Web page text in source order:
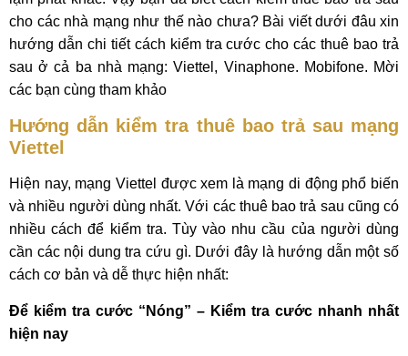
cho các nhà mạng như thế nào chưa? Bài viết dưới đâu xin
hướng dẫn chi tiết cách kiểm tra cước cho các thuê bao trả
sau ở cả ba nhà mạng: Viettel, Vinaphone. Mobifone. Mời
các bạn cùng tham khảo
Hướng dẫn kiểm tra thuê bao trả sau mạng
Viettel
Hiện nay, mạng Viettel được xem là mạng di động phổ biến
và nhiều người dùng nhất. Với các thuê bao trả sau cũng có
nhiều cách để kiểm tra. Tùy vào nhu cầu của người dùng
cần các nội dung tra cứu gì. Dưới đây là hướng dẫn một số
cách cơ bản và dễ thực hiện nhất:
Để kiểm tra cước “Nóng” – Kiểm tra cước nhanh nhất
hiện nay